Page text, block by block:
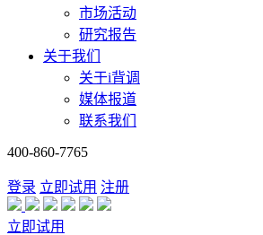
市场活动
研究报告
关于我们
关于i背调
媒体报道
联系我们
400-860-7765
登录 立即试用 注册
立即试用